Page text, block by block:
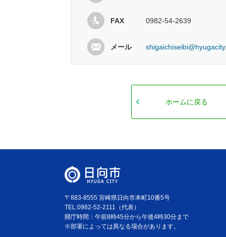
FAX 0982-54-2639
メール
ホームに戻る
〒883-8555 宮崎県日向市本町10番5号
TEL:0982-52-2111（代表）
開庁時間：午前8時45分から午後4時30分まで
※部署によっては異なる場合があります。